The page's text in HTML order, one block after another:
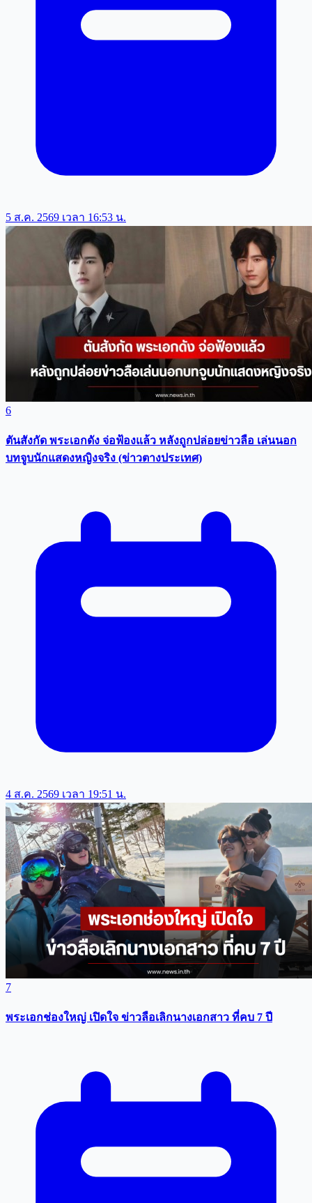
5 ส.ค. 2569 เวลา 16:53 น.
6
ตันสังกัด พระเอกดัง จ่อฟ้องแล้ว หลังถูกปล่อยข่าวลือ เล่นนอก
บทจูบนักแสดงหญิงจริง (ข่าวตางประเทศ)
4 ส.ค. 2569 เวลา 19:51 น.
7
พระเอกช่องใหญ่ เปิดใจ ข่าวลือเลิกนางเอกสาว ที่คบ 7 ปี